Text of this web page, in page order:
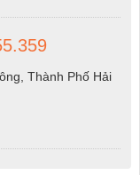
Thành Phố Hải